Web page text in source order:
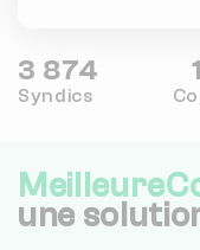
3 874
Syndics
une